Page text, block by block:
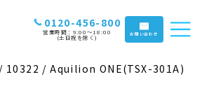
0120-456-800
営業時間：9:00〜18:00
(土日祝を除く) お問い合わせ
/ 10322 / Aquilion ONE(TSX-301A)